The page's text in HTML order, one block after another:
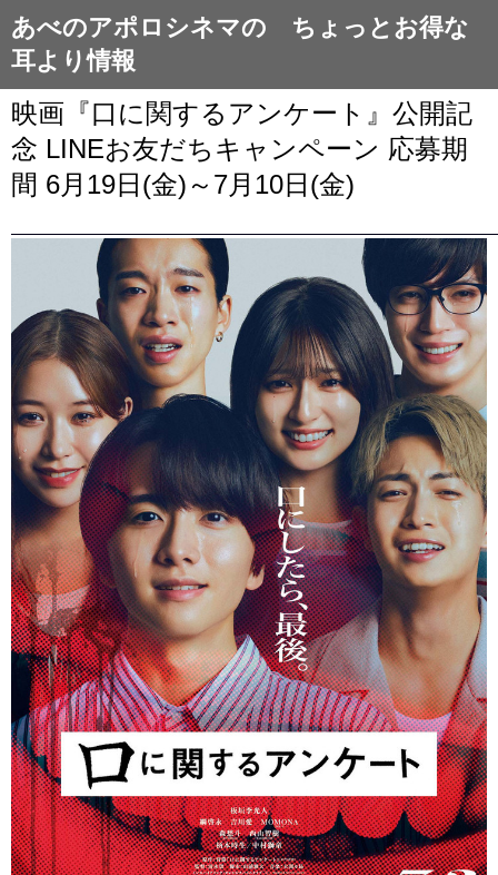
あべのアポロシネマの ちょっとお得な
耳より情報
映画『口に関するアンケート』公開記
念 LINEお友だちキャンペーン 応募期
間 6月19日(金)～7月10日(金)